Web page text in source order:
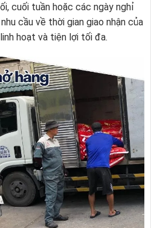
cuối tuần hoặc các ngày nghỉ
cầu về thời gian giao nhận của
hoạt và tiện lợi tối đa.